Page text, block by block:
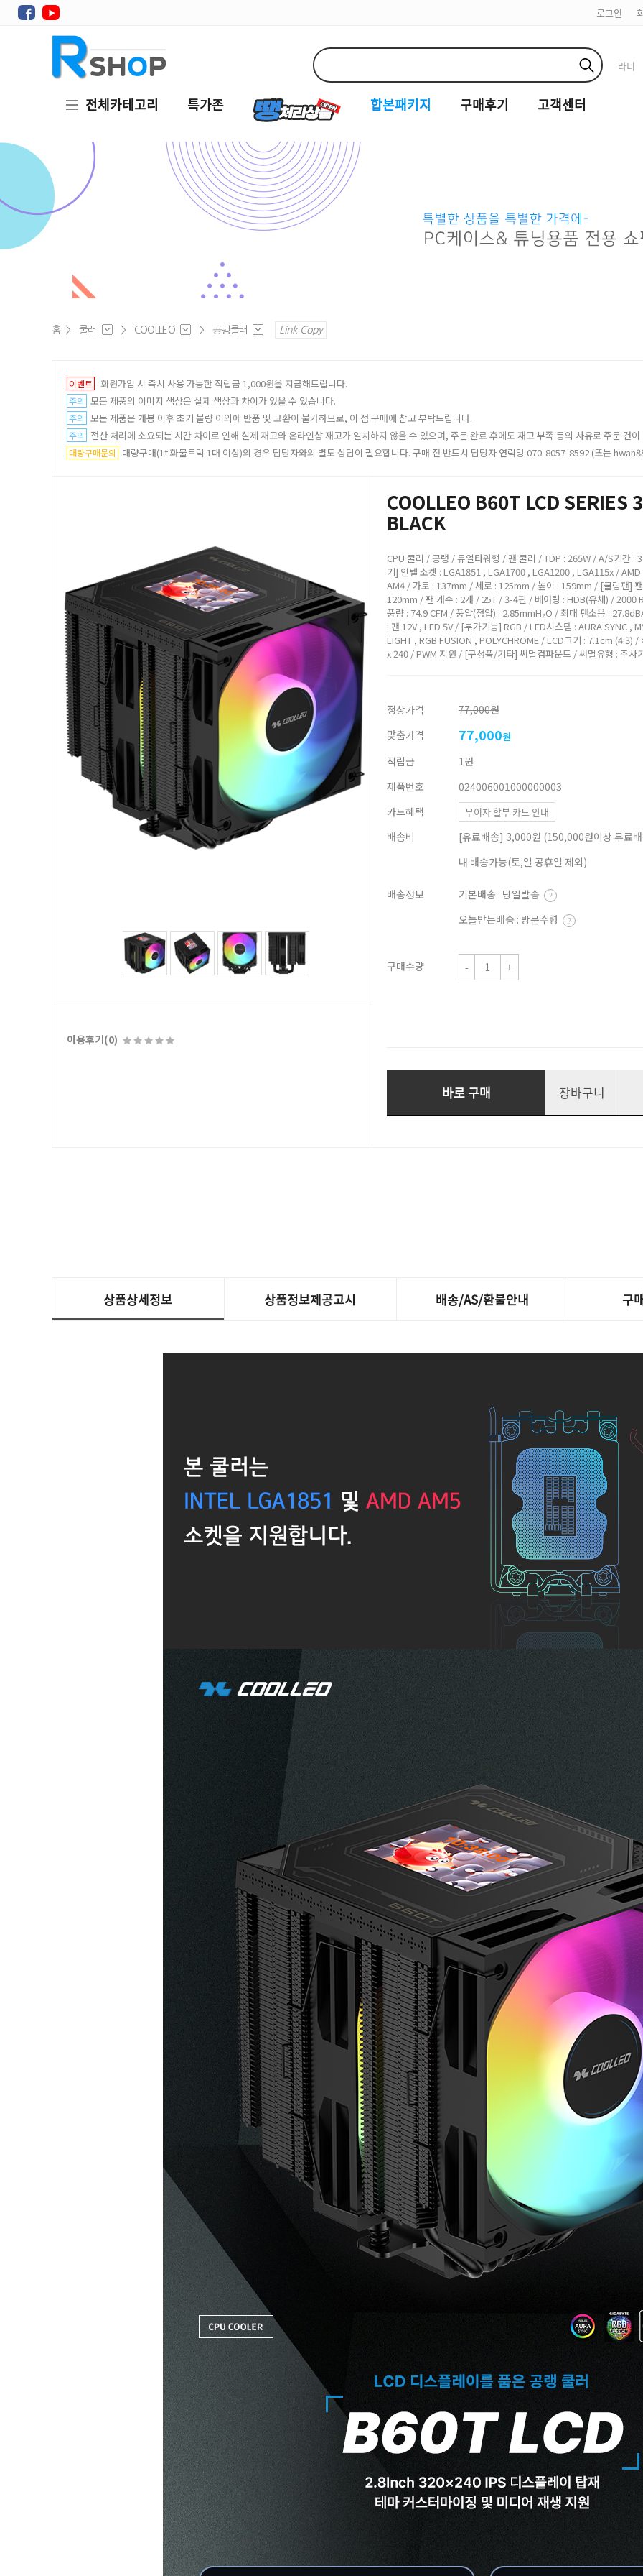
로그인
라니
전체카테고리 특가존 합본패키지 구매후기 고객센터
홈 > 쿨러 > COOLLEO > 공랭쿨러 Link Copy
이벤트 회원가입 시 즉시 사용 가능한 적립금 1,000원을 지급해드립니다.
주의 모든 제품의 이미지 색상은 실제 색상과 차이가 있을 수 있습니다.
주의 모든 제품은 개봉 이후 초기 불량 이외에 반품 및 교환이 불가하므로, 이 점 구매에 참고 부탁드립니다.
주의 전산 처리에 소요되는 시간 차이로 인해 실제 재고와 온라인상 재고가 일치하지 않을 수 있으며, 주문 완료 후에도 재고 부족 등의 사유로 주문 건
대량구매문의 대량구매(1t 화물트럭 1대 이상)의 경우 담당자와의 별도 상담이 필요합니다. 구매 전 반드시 담당자 연락망 070-8057-8592 (또는
이용후기(0)
COOLLEO B60T LCD SERIES
BLACK
CPU 쿨러 / 공랭 / 듀얼타워형 / 팬 쿨러 / TDP : 265W / A/S기간 :
기] 인텔 소켓 : LGA1851 , LGA1700 , LGA1200 , LGA115x /
AM4 / 가로 : 137mm / 세로 : 125mm / 높이 : 159mm / [쿨링팬]
120mm / 팬 개수 : 2개 / 25T / 3-4핀 / 베어링 : HDB(유체) / 2000
풍량 : 74.9 CFM / 풍압(정압) : 2.85mmH₂O / 최대 팬소음 :
: 팬 12V , LED 5V / [부가기능] RGB / LED시스템 : AURA SYNC ,
LIGHT , RGB FUSION , POLYCHROME / LCD크기 : 7.1cm (4:3) /
x 240 / PWM 지원 / [구성품/기타] 써멀컴파운드 / 써멀유형 : 주사
정상가격
77,000원
맞춤가격
77,000원
적립금
1원
제품번호
024006001000000003
카드혜택
무이자 할부 카드 안내
배송비
[유료배송] 3,000원 (150,000원이상 무료
내 배송가능(토,일 공휴일 제외)
배송정보 기본배송 : 당일발송 ?
오늘받는배송 : 방문수령 ?
구매수량 - +
바로 구매 장바구니
상품상세정보 상품정보제공고시 배송/AS/환불안내 구